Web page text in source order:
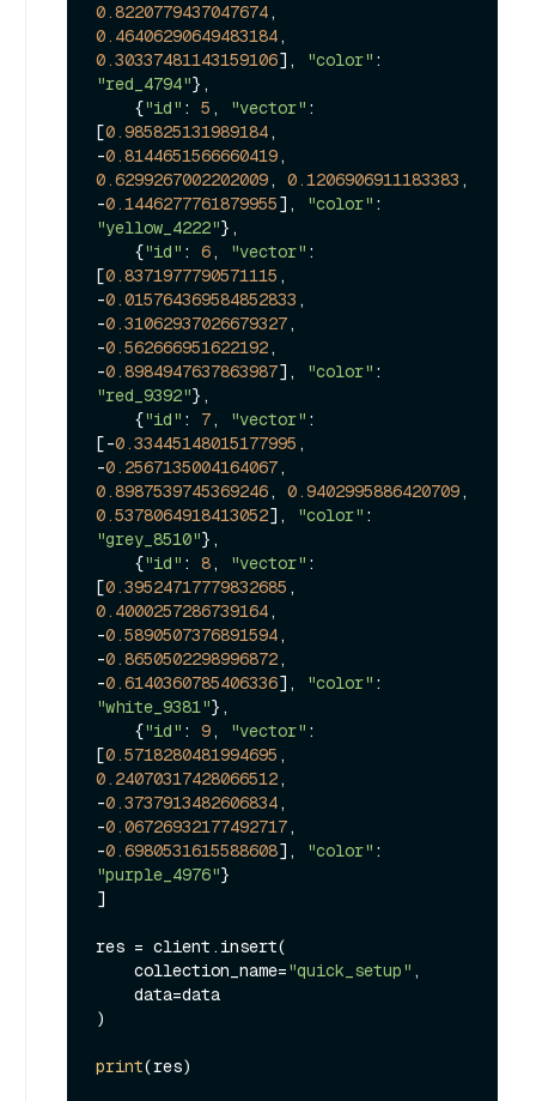
0.8220779437047674
0.46406290649483184
0.30337481143159106], "color"
"red_4794"},
    {
"id" : 5 , "vector" :
[0.985825131989184,
-0.8144651566660419
0.6299267002202009, 0.1206906911183383 ,
-0.1446277761879955], "color"
"yellow_4222"},
    {
"id" : 6, "vector" :
[0.8371977790571115 ,
-0.015764369584852833 ,
-0.31062937026679327,
-0.562666951622192,
-0.8984947637863987], "color"
"red_9392"},
    {
"id" : 7, "vector" :
[-0.33445148015177995 ,
-0.2567135004164067
0.8987539745369246, 0.9402995886420709
0.5378064918413052], "color"
"grey_8510"},
    {
"id" : 8, "vector" :
[0.39524717779832685
0.4000257286739164,
-0.5890507376891594,
-0.8650502298996872,
-0.6140360785406336], "color"
"white_9381"},
    {
"id" : 9, "vector" :
[0.5718280481994695
0.24070317428066512,
-0.3737913482606834,
-0.06726932177492717,
-0.6980531615588608], "color"
"purple_4976"}
]
res = client.insert(
    collection_name=
"quick_setup" ,
)
print(res)